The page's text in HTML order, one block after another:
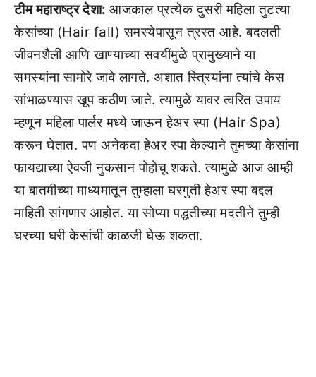
टीम महाराष्ट्र देशा: आजकाल प्रत्येक दुसरी महिला तुटत्या
केसांच्या (Hair fall) समस्येपासून त्रस्त आहे. बदलती
जीवनशैली आणि खाण्याच्या सवयींमुळे प्रामुख्याने या
समस्यांना सामोरे जावे लागते. अशात स्त्रियांना त्यांचे केस
सांभाळण्यास खूप कठीण जाते. त्यामुळे यावर त्वरित उपाय
म्हणून महिला पार्लर मध्ये जाऊन हेअर स्पा (Hair Spa)
करून घेतात. पण अनेकदा हेअर स्पा केल्याने तुमच्या केसांना
फायद्याच्या ऐवजी नुकसान पोहोचू शकते. त्यामुळे आज आम्ही
या बातमीच्या माध्यमातून तुम्हाला घरगुती हेअर स्पा बद्दल
माहिती सांगणार आहोत. या सोप्या पद्धतीच्या मदतीने तुम्ही
घरच्या घरी केसांची काळजी घेऊ शकता.